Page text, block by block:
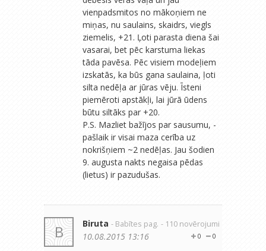
vienpadsmitos no mākoņiem ne
miņas, nu saulains, skaidrs, viegls
ziemelis, +21. Ļoti parasta diena šai
vasarai, bet pēc karstuma liekas
tāda pavēsa. Pēc visiem modeļiem
izskatās, ka būs gana saulaina, ļoti
silta nedēļa ar jūras vēju. Īsteni
piemēroti apstākļi, lai jūrā ūdens
būtu siltāks par +20.
P.S. Mazliet bažījos par sausumu, -
pašlaik ir visai maza cerība uz
nokrišņiem ~2 nedēļas. Jau šodien
9. augusta nakts negaisa pēdas
(lietus) ir pazudušas.
B Biruta - Babītes pag. - 110 novērojumi
0
0
10.08.2015 13:16